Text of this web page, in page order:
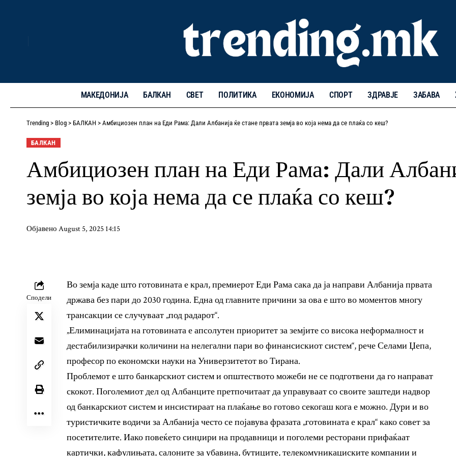
МАКЕДОНИЈА БАЛКАН СВЕТ ПОЛИТИКА ЕКОНОМИЈА СПОРТ ЗДРАВЈЕ ЗАБАВА
Trending > Blog > БАЛКАН > Амбициозен план на Еди Рама: Дали Албанија ќе стане првата земја во која нема да се плаќа со кеш?
БАЛКАН
Амбициозен план на Еди Рама: Дали
земја во која нема да се плаќа со кеш?
Објавено August 5, 2025 14:15
Сподели
Во земја каде што готовината е крал, премиерот Еди Рама сака да ја направи Албанија првата
држава без пари до 2030 година. Една од главните причини за ова е што во моментов многу
трансакции се случуваат „под радарот“.
„Елиминацијата на готовината е апсолутен приоритет за земјите со висока неформалност и
дестабилизирачки количини на нелегални пари во финансискиот систем“, рече Селами Џепа,
професор по економски науки на Универзитетот во Тирана.
Проблемот е што банкарскиот систем и општеството можеби не се подготвени да го направат
скокот. Поголемиот дел од Албанците претпочитаат да управуваат со своите заштеди надвор
од банкарскиот систем и инсистираат на плаќање во готово секогаш кога е можно. Дури и во
туристичките водичи за Албанија често се појавува фразата „готовината е крал“ како совет за
посетителите. Иако повеќето синџири на продавници и поголеми ресторани прифаќаат
картички, кафулињата, салоните за убавина, бутиците, телекомуникациските компании и